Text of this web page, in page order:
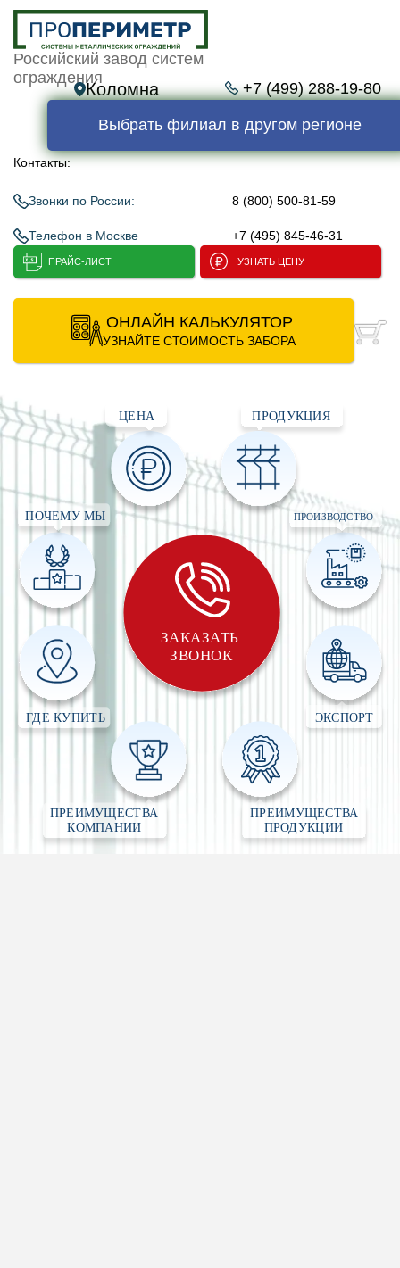
Российский завод систем
ограждения
Коломна +7 (499) 288-19-80
Выбрать филиал в другом регионе
Контакты:
Звонки по России: 8 (800) 500-81-59
Телефон в Москве +7 (495) 845-46-31
ПРАЙС-ЛИСТ УЗНАТЬ ЦЕНУ
ОНЛАЙН КАЛЬКУЛЯТОР
УЗНАЙТЕ СТОИМОСТЬ ЗАБОРА
ЗАКАЗАТЬ
ЗВОНОК
ПОЧЕМУ МЫ ПРОИЗВОДСТВО
ЭКСПОРТ
ЦЕНА
ПРЕИМУЩЕСТВА
ПРОДУКЦИИ
ПРЕИМУЩЕСТВА
КОМПАНИИ
ПРОДУКЦИЯ
ГДЕ КУПИТЬ